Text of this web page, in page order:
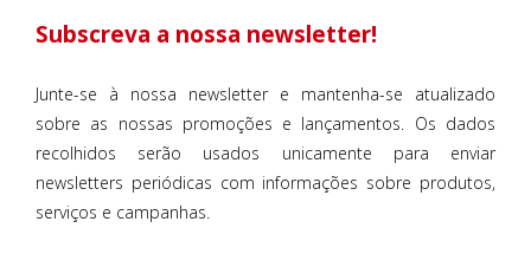
Subscreva a nossa newsletter!
Junte-se à nossa newsletter e mantenha-se atualizado
sobre as nossas promoções e lançamentos. Os dados
recolhidos serão usados unicamente para enviar
newsletters periódicas com informações sobre produtos,
serviços e campanhas.